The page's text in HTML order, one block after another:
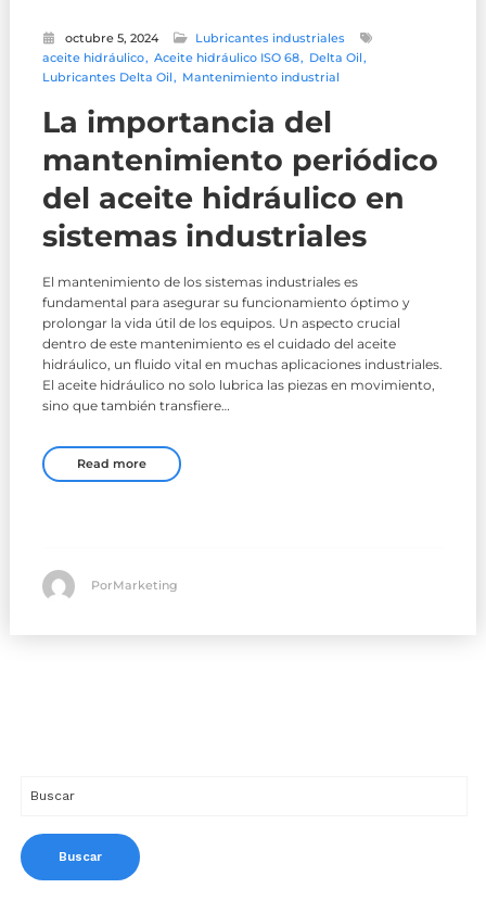
octubre 5, 2024
Lubricantes industriales
aceite hidráulico
Aceite hidráulico ISO 68
Delta Oil
Lubricantes Delta Oil
Mantenimiento industrial
La importancia del
mantenimiento periódico
del aceite hidráulico en
sistemas industriales
El mantenimiento de los sistemas industriales es
fundamental para asegurar su funcionamiento óptimo y
prolongar la vida útil de los equipos. Un aspecto crucial
dentro de este mantenimiento es el cuidado del aceite
hidráulico, un fluido vital en muchas aplicaciones industriales.
El aceite hidráulico no solo lubrica las piezas en movimiento,
sino que también transfiere…
Read more
PorMarketing